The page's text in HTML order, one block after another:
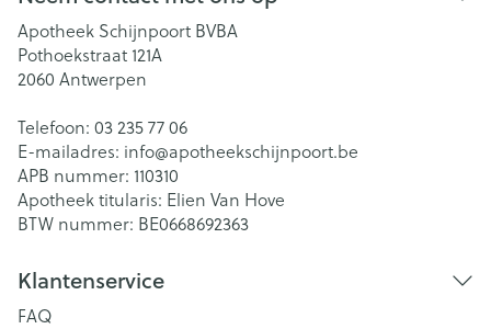
Apotheek Schijnpoort BVBA
Pothoekstraat 121A
2060 Antwerpen
Telefoon: 03 235 77 06
E-mailadres: info@apotheekschijnpoort.be
APB nummer: 110310
Apotheek titularis: Elien Van Hove
BTW nummer: BE0668692363
Klantenservice
FAQ